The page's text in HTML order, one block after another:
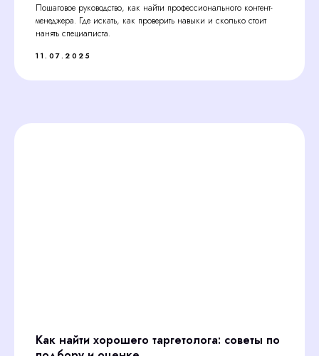
Пошаговое руководство, как найти профессионального контент-
менеджера. Где искать, как проверить навыки и сколько стоит
нанять специалиста.
11.07.2025
Как найти хорошего таргетолога: советы по